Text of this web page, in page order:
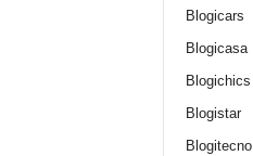
Blogicars
Blogicasa
Blogichics
Blogistar
Blogitecno